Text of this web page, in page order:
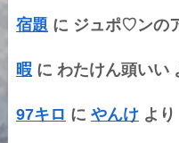
宿題 に ジュポ♡ンの
暇 に わたけん頭いい
97キロ に やんけ より